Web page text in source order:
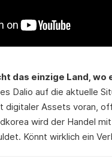
das einzige Land,
Dalio auf die aktuelle
digitaler Assets voran,
wird der Handel
Könnt wirklich ein